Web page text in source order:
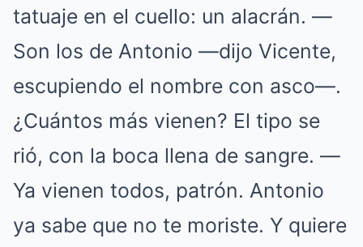
tatuaje en el cuello: un alacrán. —
Son los de Antonio —dijo Vicente,
escupiendo el nombre con asco—.
¿Cuántos más vienen? El tipo se
rió, con la boca llena de sangre. —
Ya vienen todos, patrón. Antonio
ya sabe que no te moriste. Y quiere